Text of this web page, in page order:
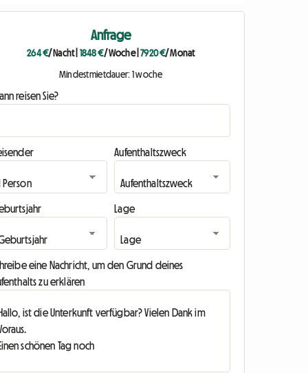
Anfrage
264 €/ Nacht| 1848 €/ Woche|7920 €/ Monat
Mindestmietdauer: 1 woche
reisen Sie?
Aufenthaltszweck
Lage
eine Nachricht, um den Grund deines
zu erklären